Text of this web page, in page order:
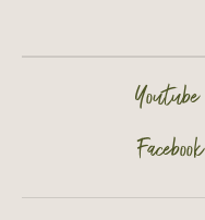
Youtube
Facebook